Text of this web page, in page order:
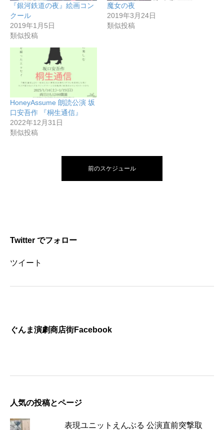
『銀河鉄道の夜』絵画コン
クール
2019年1月5日
類似投稿
魔女の夜
2019年3月24日
類似投稿
HoneyAssume 朗読公演 坂
口安吾作 『桐生通信』
2022年12月31日
類似投稿
前のスケジュール
Twitter でフォロー
ツイート
ぐんま演劇商店街Facebook
人気の投稿とページ
表現ユニットえんぶる 公演直前突撃取